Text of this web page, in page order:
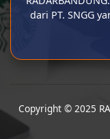
dari PT. SNGG
Copyright © 2025